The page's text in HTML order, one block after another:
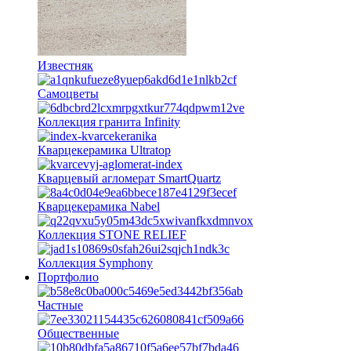
Известняк
Самоцветы
Коллекция гранита Infinity
Кварцекерамика Ultratop
Кварцевый агломерат SmartQuartz
Кварцекерамика Nabel
Коллекция STONE RELIEF
Коллекция Symphony
Портфолио
Частные
Общественные